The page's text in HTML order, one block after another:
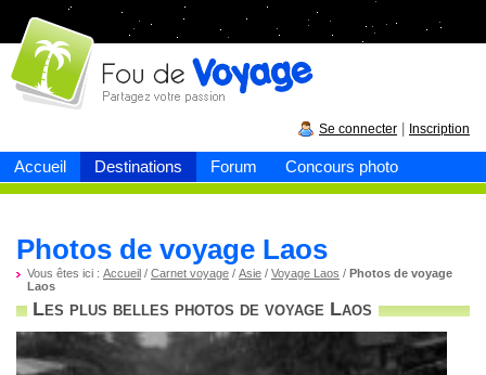
Accueil Destinations Forum Concours photo
Fou devoyage
Se connecter Inscription
Photos de voyage Laos
Vous êtes ici : Accueil / Carnet voyage / Asie / Voyage Laos / Photos de voyage
Laos
Les plus belles photos de voyage Laos